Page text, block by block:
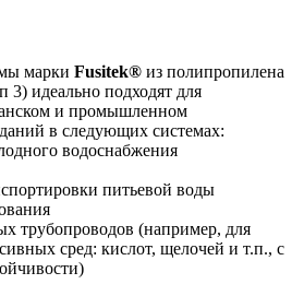
марки Fusitek® из полипропилена
3) идеально подходят для
и промышленном
в следующих системах:
водоснабжения
питьевой воды
трубопроводов (например, для
сред: кислот, щелочей и т.п., с